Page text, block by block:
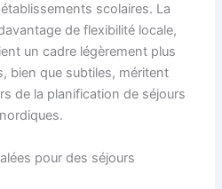
scolaires. La
de flexibilité locale,
un cadre légèrement plus
bien que subtiles, méritent
de la planification de séjours
pour des séjours